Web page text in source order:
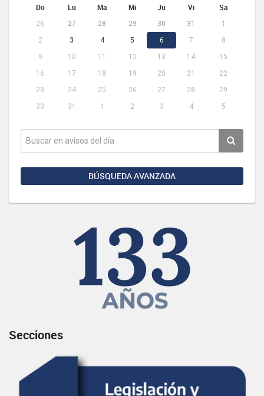
Do Lu Ma Mi Ju Vi Sa
26 27 28 29 30 31
1
2
3 4 5 6 7
8
9
10 11 12 13 14
15
16
17 18 19 20 21
22
23
24 25 26 27 28
29
30
31 1 2 3 4 5
BÚSQUEDA AVANZADA
Secciones